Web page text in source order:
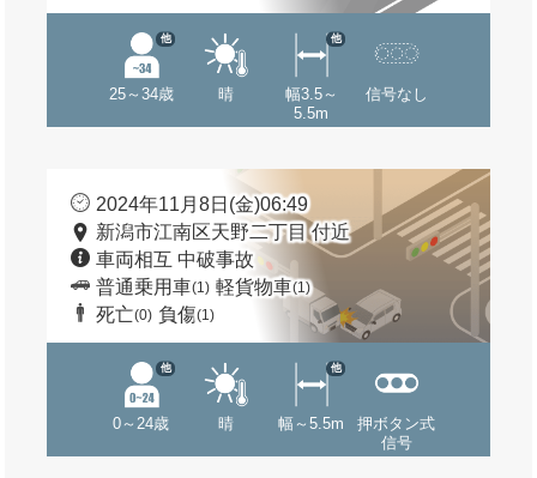
25～34歳
他
晴
幅3.5～
5.5m
他
信号なし
2024年11月8日(金)06:49
新潟市江南区天野二丁目 付近
車両相互 中破事故
普通乗用車(1) 軽貨物車(1)
死亡(0) 負傷(1)
0～24歳
他
晴 幅～5.5m
他
押ボタン式
信号